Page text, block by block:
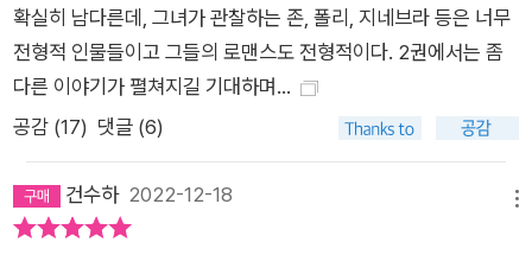
켜 “현재까지 쓰인 소설 중 여성의 박탈에 관한 가장 감동적이면
서 가장 끔찍한 이야기”라고 평한 바 있다. 그의 지적대로 『빌레
뜨』는 빅토리아 시대에 ‘잉여 인간’으로 경시되던 독신 여성 루시
의 고통과 좌절의 기록이다. 루시는 순응적으로 보이지만 사실은
자신을 “눈에 띄지 않는 가구” 정도로 여기는 사회에 대해 분노
와 적대감을 지니고 있는데, 이러한 분노를 평론가 케이트 밀렛은
혁명적인 것으로 높이 평가하기도 했다. 그러나 루시는 혁명적인
확실히 남다른데, 그녀가 관찰하는 존, 폴리, 지네브라 등은 너무
전형적 인물들이고 그들의 로맨스도 전형적이다. 2권에서는 좀
다른 이야기가 펼쳐지길 기대하며...
공감 (17) 댓글 (6)
건수하2022-12-18